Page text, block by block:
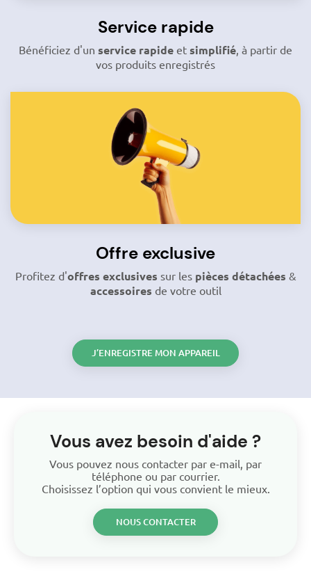
Service rapide
Bénéficiez d'un service rapide et simplifié , à partir de
vos produits enregistrés
Offre exclusive
Profitez d'offres exclusives sur les pièces détachées &
accessoires de votre outil
J’ENREGISTRE MON APPAREIL
Vous avez besoin d'aide ?
Vous pouvez nous contacter par e-mail, par
téléphone ou par courrier.
Choisissez l’option qui vous convient le mieux.
NOUS CONTACTER